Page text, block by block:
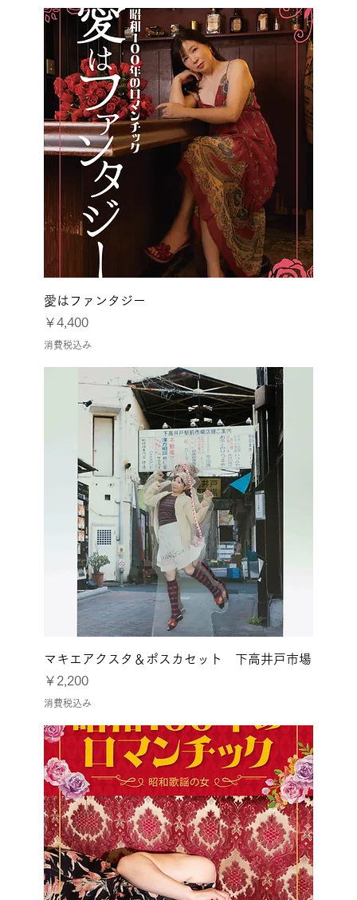
愛はファンタジー
価格
￥4,400
消費税込み
マキエアクスタ＆ポスカセット 下高井戸市場
価格
￥2,200
消費税込み